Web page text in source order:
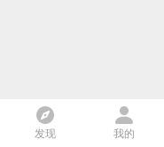
发现 我的